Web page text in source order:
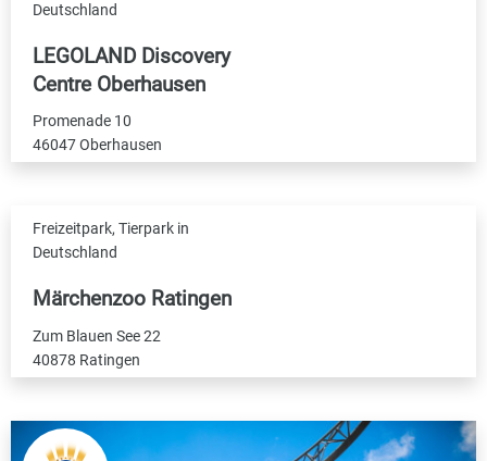
Deutschland
LEGOLAND Discovery
Centre Oberhausen
Promenade 10
46047 Oberhausen
Freizeitpark, Tierpark in
Deutschland
Märchenzoo Ratingen
Zum Blauen See 22
40878 Ratingen